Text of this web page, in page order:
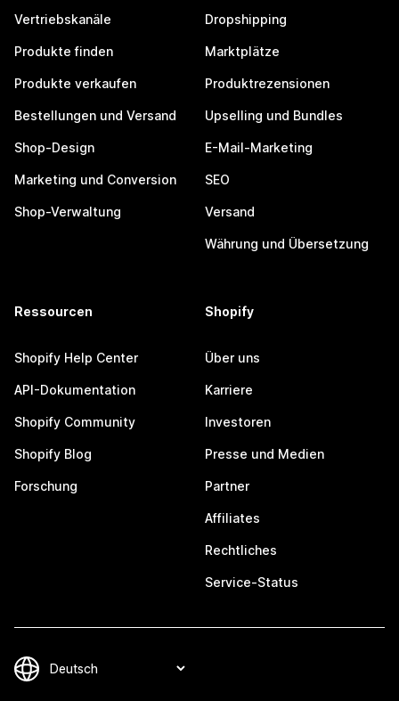
Vertriebskanäle
Produkte finden
Produkte verkaufen
Bestellungen und Versand
Shop-Design
Marketing und Conversion
Shop-Verwaltung
Dropshipping
Marktplätze
Produktrezensionen
Upselling und Bundles
E-Mail-Marketing
SEO
Versand
Währung und Übersetzung
Ressourcen
Shopify Help Center
API-Dokumentation
Shopify Community
Shopify Blog
Forschung
Shopify
Über uns
Karriere
Investoren
Presse und Medien
Partner
Affiliates
Rechtliches
Service-Status